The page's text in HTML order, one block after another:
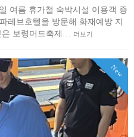
여름 휴가철 숙박시설 이용객 증
레브호텔을 방문해 화재예방 지
은 보령머드축제…
더보기
New